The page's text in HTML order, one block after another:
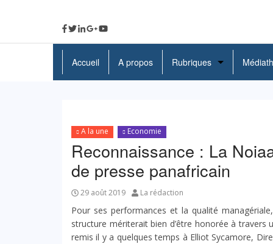
Accueil A propos Rubriques
Education
Société
Santé
A la une Economie
Reconnaissance : La
de presse panafricain
29 août 2019 La rédaction
Pour ses performances et la qualité
structure mériterait bien d’être honorée à travers
remis il y a quelques temps à Elliot Sycamore,